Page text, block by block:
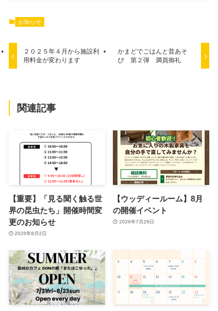
お知らせ
２０２５年４月から施設利
用料金が変わります
かまどでごはんと昔あそ
び 第２弾 満員御礼
関連記事
【重要】「見る聞く触る世
界の昆虫たち」開催時間変
更のお知らせ
2026年8月2日
【ウッディールーム】8月
の開催イベント
2026年7月29日